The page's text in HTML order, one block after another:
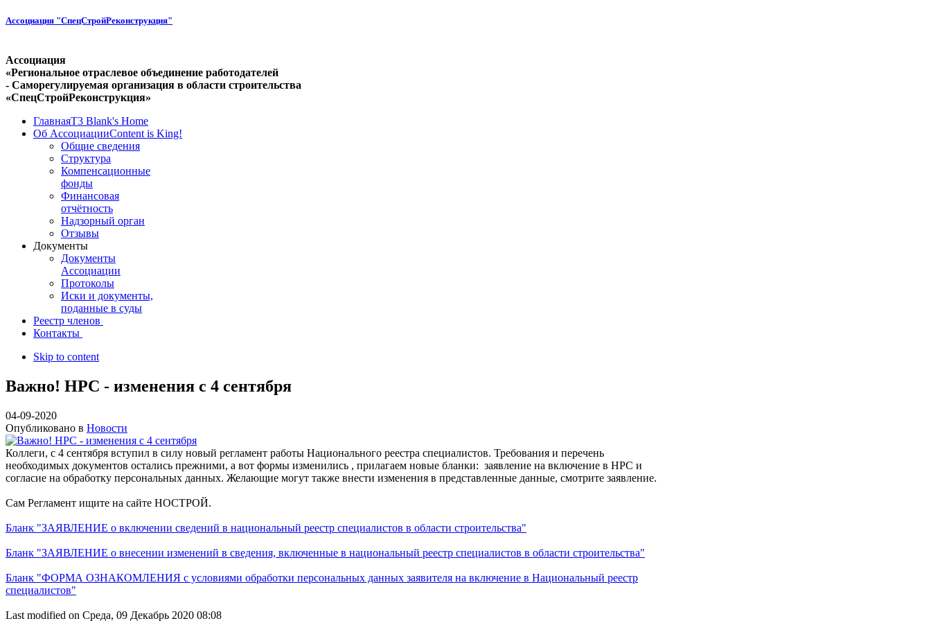
Ассоциация "СпецСтройРеконструкция"
Ассоциация
«Региональное отраслевое объединение работодателей
- Саморегулируемая организация в области строительства
«СпецСтройРеконструкция»
ГлавнаяT3 Blank's Home
Об АссоциацииContent is King!
Общие сведения
Структура
Компенсационные
фонды
Финансовая
отчётность
Надзорный орган
Отзывы
Документы
Документы
Ассоциации
Протоколы
Иски и документы,
поданные в суды
Реестр членов
Контакты
Skip to content
Важно! НРС - изменения с 4 сентября
04-09-2020
Опубликовано в Новости
Коллеги, с 4 сентября вступил в силу новый регламент работы Национального реестра специалистов. Требования и перечень
необходимых документов остались прежними, а вот формы изменились , прилагаем новые бланки: заявление на включение в НРС и
согласие на обработку персональных данных. Желающие могут также внести изменения в представленные данные, смотрите заявление.
Сам Регламент ищите на сайте НОСТРОЙ.
Бланк "ЗАЯВЛЕНИЕ о включении сведений в национальный реестр специалистов в области строительства"
Бланк "ЗАЯВЛЕНИЕ о внесении изменений в сведения, включенные в национальный реестр специалистов в области строительства"
Бланк "ФОРМА ОЗНАКОМЛЕНИЯ с условиями обработки персональных данных заявителя на включение в Национальный реестр
специалистов"
Last modified on Среда, 09 Декабрь 2020 08:08